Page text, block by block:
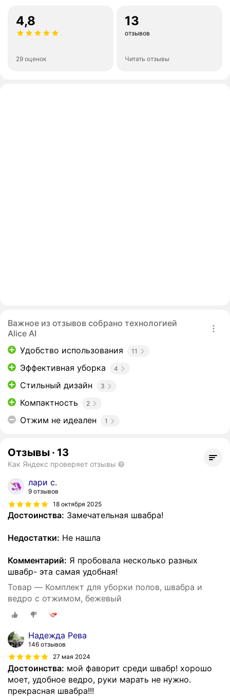
4,8
29 оценок
13
отзывов
Читать отзывы
Важное из отзывов собрано технологией
Alice AI
Удобство использования
11
Эффективная уборка 4
Стильный дизайн 3
Компактность 2
Отжим не идеален 1
Отзывы · 13
Как Яндекс проверяет отзывы
лари с.
9 отзывов
18 октября 2025
Достоинства: Замечательная швабра!
Недостатки: Не нашла
Комментарий: Я пробовала несколько разных
швабр- эта самая удобная!
Товар — Комплект для уборки полов, швабра и
ведро с отжимом, бежевый
Надежда Рева
146 отзывов
27 мая 2024
Достоинства: мой фаворит среди швабр! хорошо
моет, удобное ведро, руки марать не нужно.
прекрасная швабра!!!